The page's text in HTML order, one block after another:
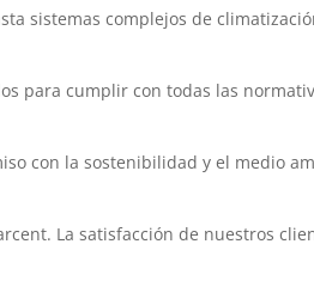
sistemas complejos de
para cumplir con todas las
con la sostenibilidad y el medio
La satisfacción de nuestros